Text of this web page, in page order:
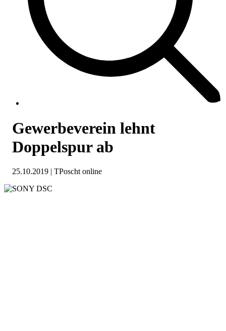
Gewerbeverein lehnt
Doppelspur ab
25.10.2019 | TPoscht online